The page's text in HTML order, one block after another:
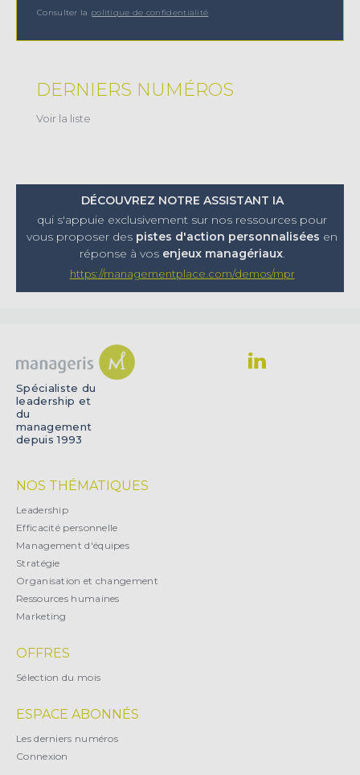
Consulter la politique de confidentialité
DERNIERS NUMÉROS
Voir la liste
DÉCOUVREZ NOTRE ASSISTANT IA
qui s'appuie exclusivement sur nos ressources pour
vous proposer des pistes d'action personnalisées en
réponse à vos enjeux managériaux.
https://managementplace.com/demos/mpr
Spécialiste du
leadership et
du
management
depuis 1993
NOS THÉMATIQUES
Leadership
Efficacité personnelle
Management d'équipes
Stratégie
Organisation et changement
Ressources humaines
Marketing
OFFRES
Sélection du mois
ESPACE ABONNÉS
Les derniers numéros
Connexion